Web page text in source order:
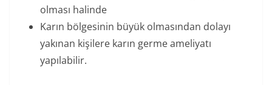
olması halinde
Karın bölgesinin büyük olmasından dolayı
yakınan kişilere karın germe ameliyatı
yapılabilir.